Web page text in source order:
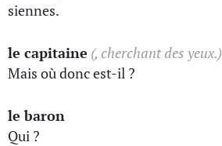
siennes.
le capitaine (, cherchant des yeux.)
Mais où donc est-il ?
le baron
Qui ?